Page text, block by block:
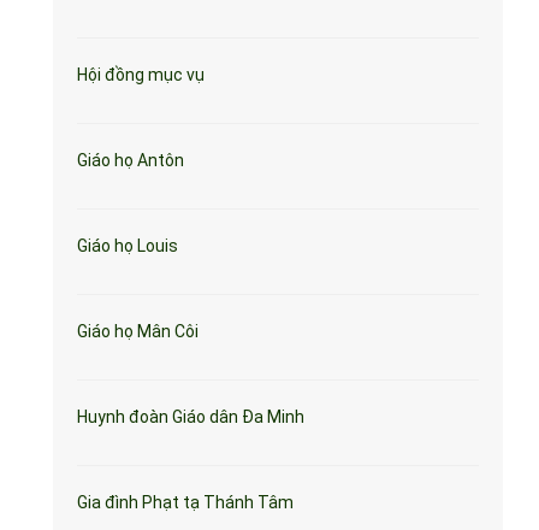
Hội đồng mục vụ
Giáo họ Antôn
Giáo họ Louis
Giáo họ Mân Côi
Huynh đoàn Giáo dân Đa Minh
Gia đình Phạt tạ Thánh Tâm